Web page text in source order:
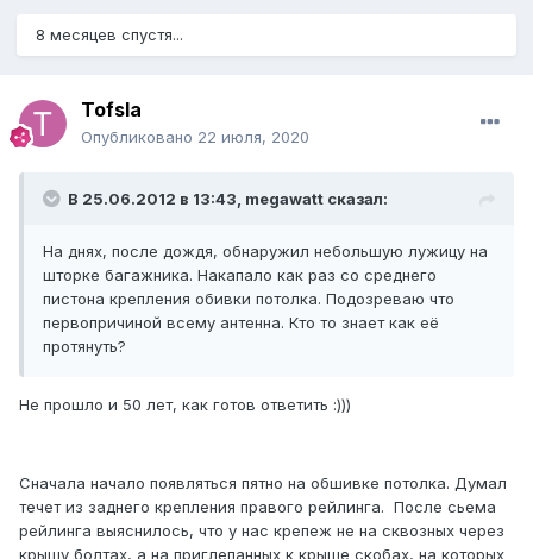
8 месяцев спустя...
Tofsla
Опубликовано 22 июля, 2020
В 25.06.2012 в 13:43, megawatt сказал:
На днях, после дождя, обнаружил небольшую лужицу на
шторке багажника. Накапало как раз со среднего
пистона крепления обивки потолка. Подозреваю что
первопричиной всему антенна. Кто то знает как её
протянуть?
Не прошло и 50 лет, как готов ответить :)))
Сначала начало появляться пятно на обшивке потолка. Думал
течет из заднего крепления правого рейлинга. После сьема
рейлинга выяснилось, что у нас крепеж не на сквозных через
крышу болтах, а на приглепанных к крыше скобах, на которых